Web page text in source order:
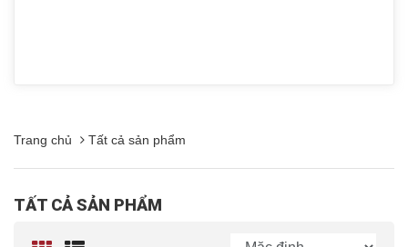
Trang chủ Tất cả sản phẩm
TẤT CẢ SẢN PHẨM